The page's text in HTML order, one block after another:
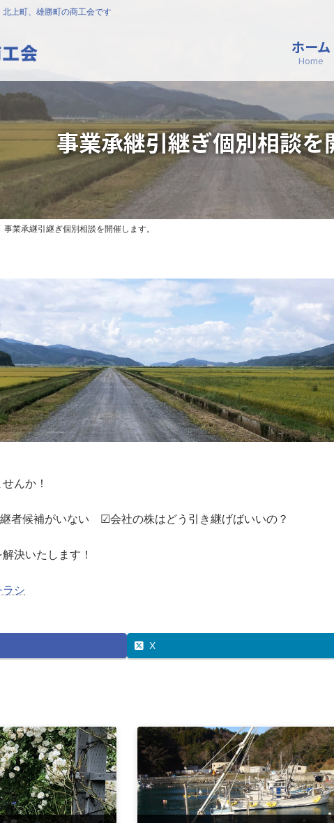
上町、雄勝町の商工会です
ホーム
Home
事業承継引継ぎ個別相談を
事業承継引継ぎ個別相談を開催します。
んか！
者候補がいない ☑会社の株はどう引き継げばいいの？
決いたします！
シ
X